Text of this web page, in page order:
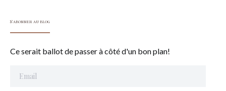
S'abonner au blog
Ce serait ballot de passer à côté d'un bon plan!